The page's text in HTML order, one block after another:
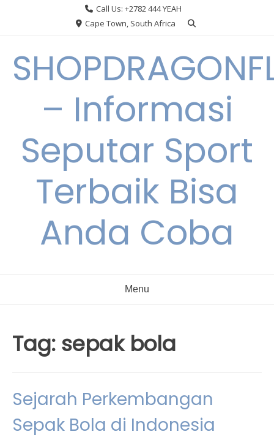
Call Us: +2782 444 YEAH
Cape Town, South Africa
– Informasi
Seputar Sport
Terbaik Bisa
Anda Coba
Menu
Tag: sepak bola
Sejarah Perkembangan
Sepak Bola di Indonesia